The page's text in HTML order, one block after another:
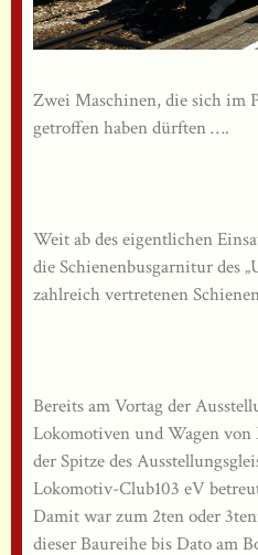
Zwei Maschinen, die sich im
getroffen haben dürften ….
Weit ab des eigentlichen
die Schienenbusgarnitur des
zahlreich vertretenen
Bereits am Vortag der
Lokomotiven und Wagen
der Spitze des
Lokomotiv-Club103 eV
Damit war zum 2ten oder
dieser Baureihe bis Dato am